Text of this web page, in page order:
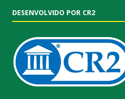
DESENVOLVIDO POR CR2